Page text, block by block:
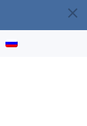
7 124 / 7 124